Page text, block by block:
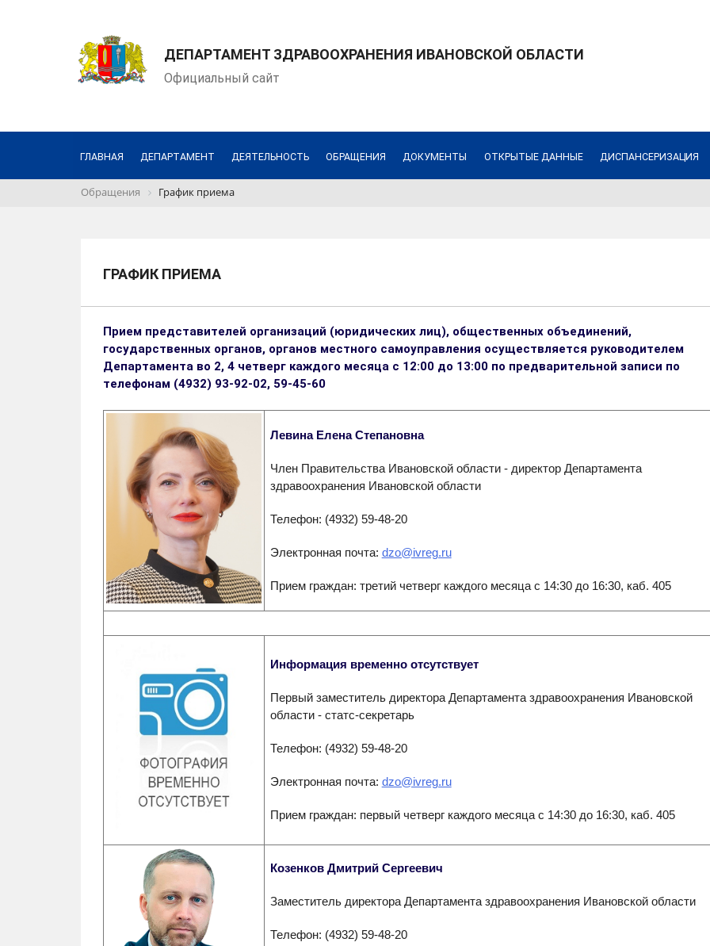
ДЕПАРТАМЕНТ ЗДРАВООХРАНЕНИЯ ИВАНОВСКОЙ ОБЛАСТИ
Официальный сайт
ГЛАВНАЯ ДЕПАРТАМЕНТ ДЕЯТЕЛЬНОСТЬ ОБРАЩЕНИЯ ДОКУМЕНТЫ ОТКРЫТЫЕ ДАННЫЕ ДИСПАНСЕРИЗАЦИЯ
Обращения График приема
ГРАФИК ПРИЕМА
Прием представителей организаций (юридических лиц), общественных объединений,
государственных органов, органов местного самоуправления осуществляется руководителем
Департамента во 2, 4 четверг каждого месяца с 12:00 до 13:00 по предварительной записи по
телефонам (4932) 93-92-02, 59-45-60
Левина Елена Степановна
Член Правительства Ивановской области - директор Департамента
здравоохранения Ивановской области
Телефон: (4932) 59-48-20
Электронная почта: dzo@ivreg.ru
Прием граждан: третий четверг каждого месяца с 14:30 до 16:30, каб. 405
Информация временно отсутствует
Первый заместитель директора Департамента здравоохранения Ивановской
области - статс-секретарь
Телефон: (4932) 59-48-20
Электронная почта: dzo@ivreg.ru
Прием граждан: первый четверг каждого месяца с 14:30 до 16:30, каб. 405
Козенков Дмитрий Сергеевич
Заместитель директора Департамента здравоохранения Ивановской области
Телефон: (4932) 59-48-20